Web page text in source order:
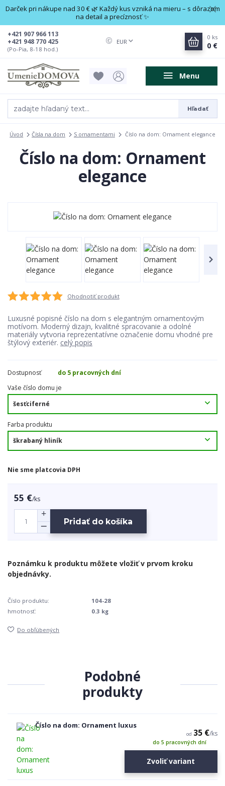
Darček pri nákupe nad 30 € 🌿 Každý kus vzniká na mieru – s dôrazom
na detail a precíznosť ✨
Menu
EUR
Hľadať
+421 948 770 425
+421 907 966 113
(Po-Pia, 8-18 hod.)
0 ks
0 €
Úvod Čísla na dom S ornamentami Číslo na dom: Ornament elegance
Číslo na dom: Ornament
elegance
Ohodnotiť produkt
Luxusné popisné číslo na dom s elegantným ornamentovým
motívom. Moderný dizajn, kvalitné spracovanie a odolné
materiály vytvoria reprezentatívne označenie domu vhodné pre
štýlový exteriér. celý popis
Dostupnosť
do 5 pracovných dní
Vaše číslo domu je
Farba produktu
Nie sme platcovia DPH
55 €/ks
Pridať do košíka
Číslo produktu:
104-28
hmotnosť:
0.3 kg
Do obľúbených
Podobné
produkty
Číslo na dom: Ornament luxus
od 35 €/ks
do 5 pracovných dní
Zvoliť variant